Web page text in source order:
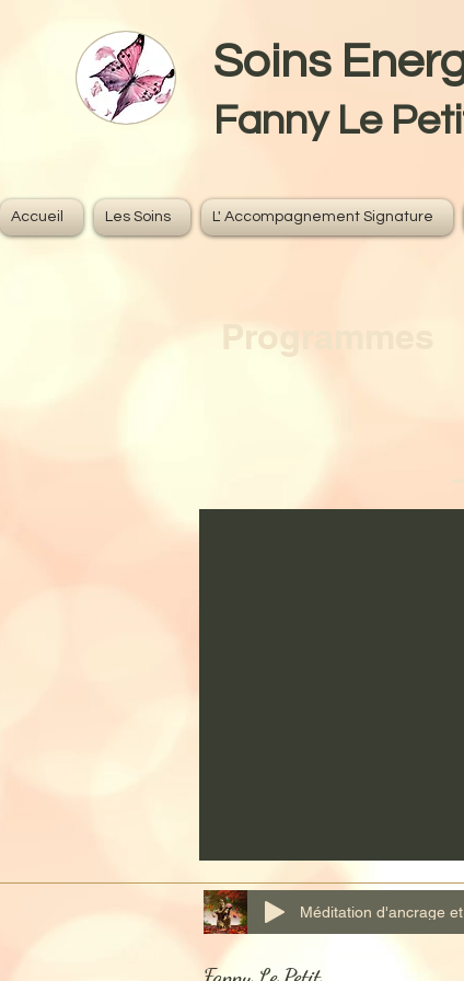
Soins
Fanny Le
Accueil Les Soins L' Accompagnement Signature
Programmes
Méditation d'ancrage